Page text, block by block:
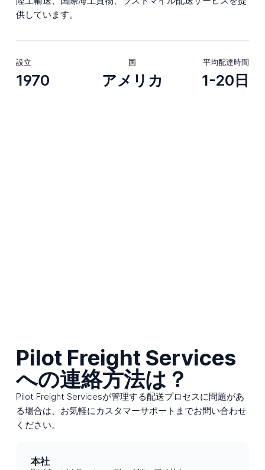
供しています。
設立
1970
国
アメリカ
平均配達時間
1-20日
Pilot Freight Services
への連絡方法は？
Pilot Freight Servicesが管理する配送プロセスに問題があ
る場合は、お気軽にカスタマーサポートまでお問い合わせ
ください。
本社